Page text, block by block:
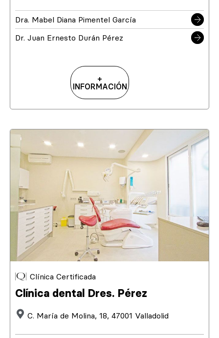
Dra. Mabel Diana Pimentel García
Dr. Juan Ernesto Durán Pérez
+
INFORMACIÓN
Clínica Certificada
Clínica dental Dres. Pérez
C. María de Molina, 18, 47001 Valladolid